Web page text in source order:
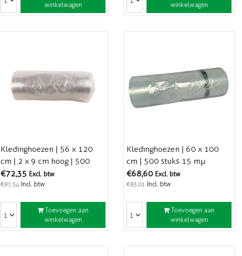
winkelwagen
winkelwagen
Kledinghoezen | 56 x 120
cm | 2 x 9 cm hoog | 500
stuks 15 mµ
€72,35 Excl. btw
€87,54 Incl. btw
Toevoegen aan
winkelwagen
Kledinghoezen | 60 x 100
cm | 500 stuks 15 mµ
€68,60 Excl. btw
€83,01 Incl. btw
Toevoegen aan
winkelwagen